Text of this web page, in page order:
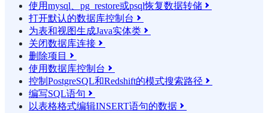
使用mysql、pg_restore或psql恢复数据转储 
打开默认的数据库控制台 
为表和视图生成Java实体类 
关闭数据库连接 
删除项目 
使用数据库控制台 
控制PostgreSQL和Redshift的模式搜索路径 
编写SQL语句 
以表格格式编辑INSERT语句的数据 